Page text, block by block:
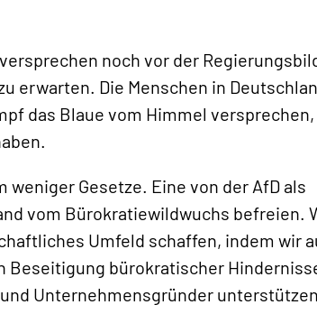
noch vor der
erwarten. Die Menschen in
das Blaue vom Himmel versprechen,
Gesetze. Eine von der AfD als
vom Bürokratiewildwuchs befreien.
Umfeld schaffen, indem wir
Beseitigung bürokratischer
Unternehmensgründer